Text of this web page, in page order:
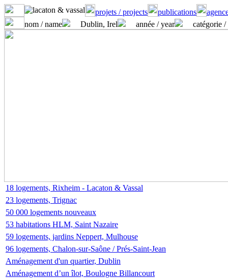
projets / projects publications
nom / name
Dublin, Irel année / year catégorie /
18 logements, Rixheim - Lacaton & Vassal
23 logements, Trignac
50 000 logements nouveaux
53 habitations HLM, Saint Nazaire
59 logements, jardins Neppert, Mulhouse
96 logements, Chalon-sur-Saône / Prés-Saint-Jean
Aménagement d'un quartier, Dublin
Aménagement d’un îlot, Boulogne Billancourt